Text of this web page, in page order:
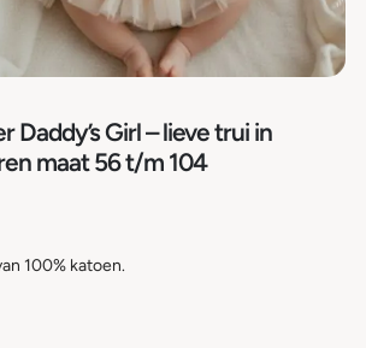
Daddy’s Girl – lieve trui in
maat 56 t/m 104
100% katoen.